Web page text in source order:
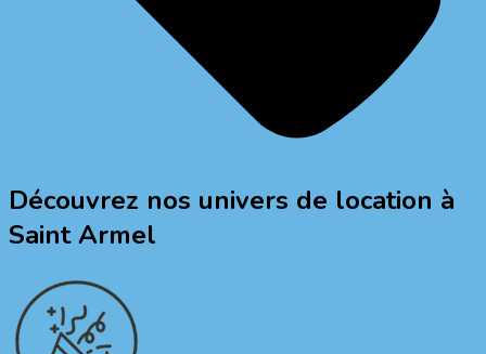
Découvrez nos univers de location à
Saint Armel